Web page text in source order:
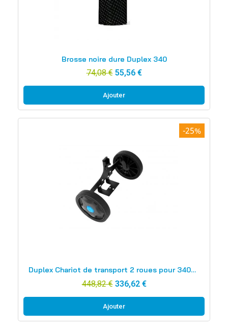
Brosse noire dure Duplex 340
74,08 € 55,56 €
Ajouter
-25%
Duplex Chariot de transport 2 roues pour 340/340 ST/420/420 ST
448,82 € 336,62 €
Ajouter